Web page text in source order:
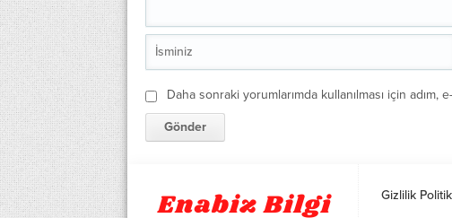
Daha sonraki yorumlarımda kullanılması için
Gizlilik